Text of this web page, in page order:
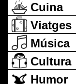
Cuina
Viatges
Música
Cultura
Humor